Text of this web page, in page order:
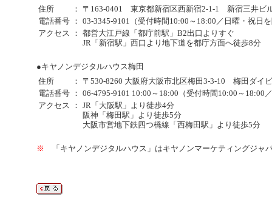
住所
： 〒163-0401 東京都新宿区西新宿2-1-1 新宿三井ビ
電話番号 ： 03-3345-9101（受付時間10:00～18:00／日曜・祝日
アクセス
： 都営大江戸線「都庁前駅」B2出口よりすぐ
JR「新宿駅」西口より地下道を都庁方面へ徒歩8分
●キヤノンデジタルハウス梅田
住所
： 〒530-8260 大阪府大阪市北区梅田3-3-10 梅田ダイ
電話番号 ： 06-4795-9101 10:00～18:00（受付時間10:00～18:00
アクセス
： JR「大阪駅」より徒歩4分
阪神「梅田駅」より徒歩5分
大阪市営地下鉄四つ橋線「西梅田駅」より徒歩5分
※ 「キヤノンデジタルハウス」はキヤノンマーケティングジャ